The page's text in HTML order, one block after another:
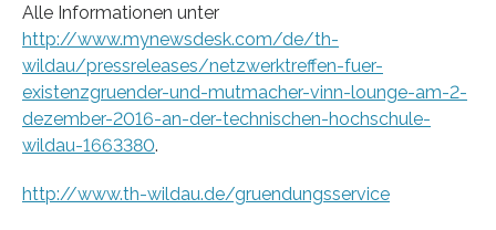
Alle Informationen unter
http://www.mynewsdesk.com/de/th-
wildau/pressreleases/netzwerktreffen-fuer-
existenzgruender-und-mutmacher-vinn-lounge-am-2-
dezember-2016-an-der-technischen-hochschule-
wildau-1663380.
http://www.th-wildau.de/gruendungsservice